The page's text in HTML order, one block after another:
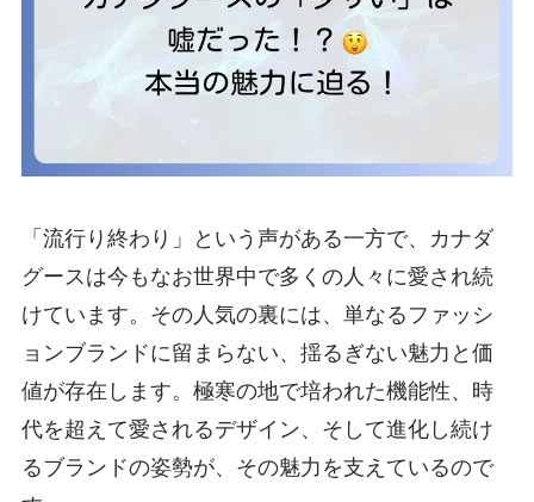
「流行り終わり」という声がある一方で、カナダ
グースは今もなお世界中で多くの人々に愛され続
けています。その人気の裏には、単なるファッシ
ョンブランドに留まらない、揺るぎない魅力と価
値が存在します。極寒の地で培われた機能性、時
代を超えて愛されるデザイン、そして進化し続け
るブランドの姿勢が、その魅力を支えているので